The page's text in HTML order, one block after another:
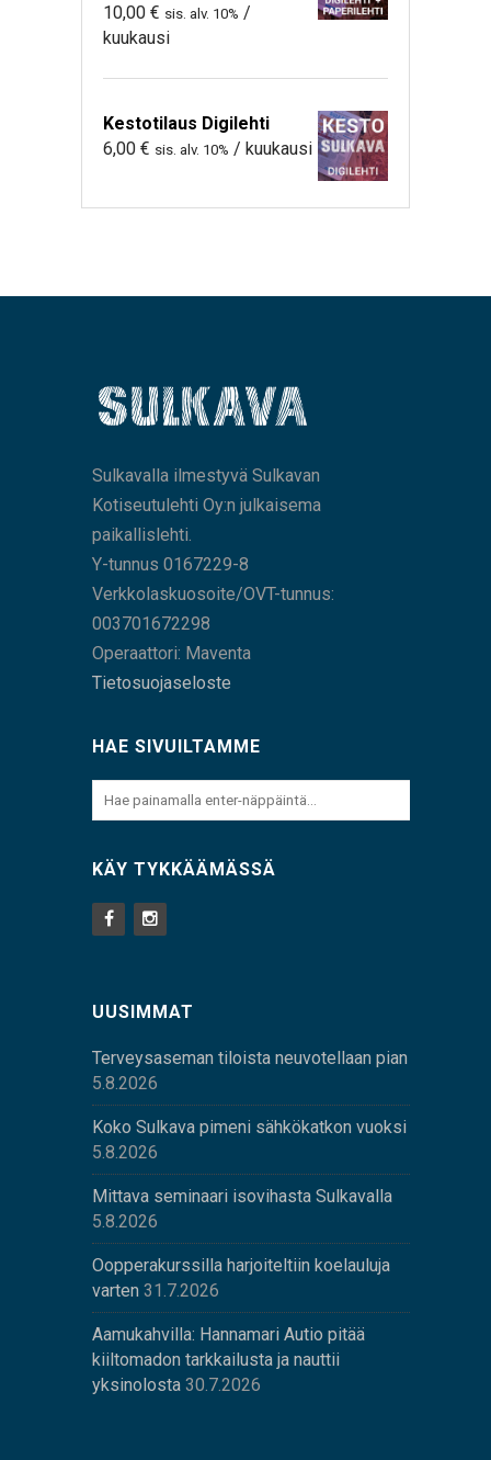
10,00 € sis. alv. 10% /
kuukausi
Kestotilaus Digilehti
6,00 € sis. alv. 10% / kuukausi
Sulkavalla ilmestyvä Sulkavan
Kotiseutulehti Oy:n julkaisema
paikallislehti.
Y-tunnus 0167229-8
Verkkolaskuosoite/OVT-tunnus:
003701672298
Operaattori: Maventa
Tietosuojaseloste
HAE SIVUILTAMME
KÄY TYKKÄÄMÄSSÄ
UUSIMMAT
Terveysaseman tiloista neuvotellaan pian
5.8.2026
Koko Sulkava pimeni sähkökatkon vuoksi
5.8.2026
Mittava seminaari isovihasta Sulkavalla
5.8.2026
Oopperakurssilla harjoiteltiin koelauluja
varten 31.7.2026
Aamukahvilla: Hannamari Autio pitää
kiiltomadon tarkkailusta ja nauttii
yksinolosta 30.7.2026